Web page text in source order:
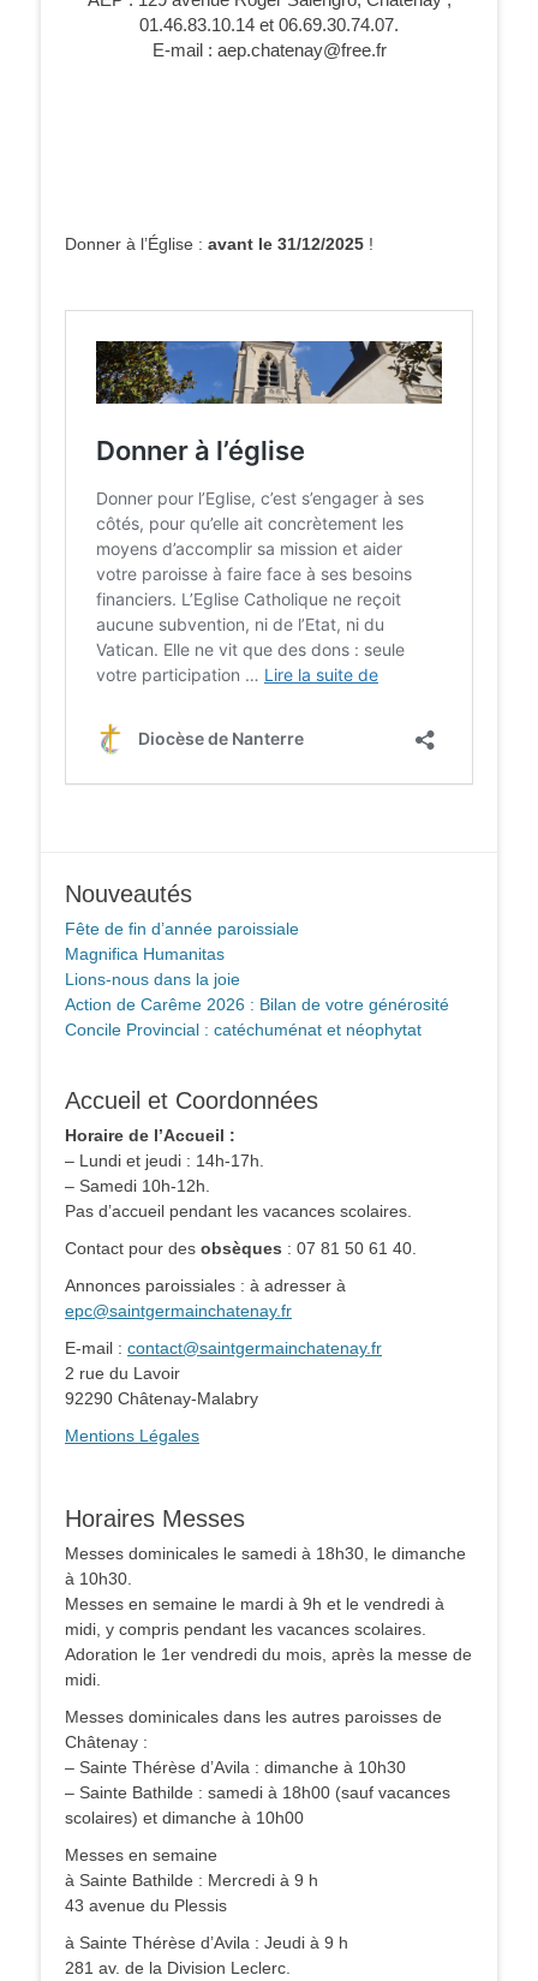
01.46.83.10.14 et 06.69.30.74.07.
E-mail : aep.chatenay@free.fr
Donner à l’Église : avant le 31/12/2025 !
Nouveautés
Fête de fin d’année paroissiale
Magnifica Humanitas
Lions-nous dans la joie
Action de Carême 2026 : Bilan de votre générosité
Concile Provincial : catéchuménat et néophytat
Accueil et Coordonnées
Horaire de l’Accueil :
– Lundi et jeudi : 14h-17h.
– Samedi 10h-12h.
Pas d’accueil pendant les vacances scolaires.
Contact pour des obsèques : 07 81 50 61 40.
Annonces paroissiales : à adresser à
epc@saintgermainchatenay.fr
E-mail : contact@saintgermainchatenay.fr
2 rue du Lavoir
92290 Châtenay-Malabry
Mentions Légales
Horaires Messes
Messes dominicales le samedi à 18h30, le dimanche
à 10h30.
Messes en semaine le mardi à 9h et le vendredi à
midi, y compris pendant les vacances scolaires.
Adoration le 1er vendredi du mois, après la messe de
midi.
Messes dominicales dans les autres paroisses de
Châtenay :
– Sainte Thérèse d’Avila : dimanche à 10h30
– Sainte Bathilde : samedi à 18h00 (sauf vacances
scolaires) et dimanche à 10h00
Messes en semaine
à Sainte Bathilde : Mercredi à 9 h
43 avenue du Plessis
à Sainte Thérèse d’Avila : Jeudi à 9 h
281 av. de la Division Leclerc.